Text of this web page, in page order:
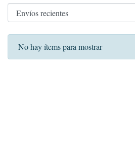
Envíos recientes
No hay ítems para mostrar